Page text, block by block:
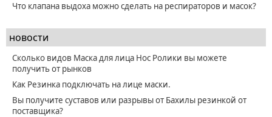
Что клапана выдоха можно сделать на респираторов и масок?
новости
Сколько видов Маска для лица Нос Ролики вы можете
получить от рынков
Как Резинка подключать на лице маски.
Вы получите суставов или разрывы от Бахилы резинкой от
поставщика?